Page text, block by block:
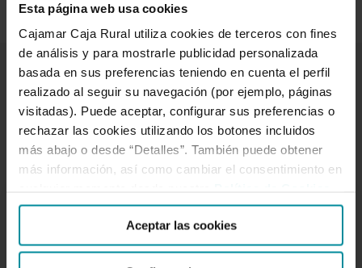
Esta página web usa cookies
Cajamar Caja Rural utiliza cookies de terceros con fines
de análisis y para mostrarle publicidad personalizada
basada en sus preferencias teniendo en cuenta el perfil
realizado al seguir su navegación (por ejemplo, páginas
visitadas). Puede aceptar, configurar sus preferencias o
rechazar las cookies utilizando los botones incluidos
más abajo o desde “Detalles”. También puede obtener
más información, así como cambiar el consentimiento en
Aceptar las cookies
Related Posts
BANCA SOCIAL Y COOPERATIVA
Premiamos
a
cooperativas
enseñanza